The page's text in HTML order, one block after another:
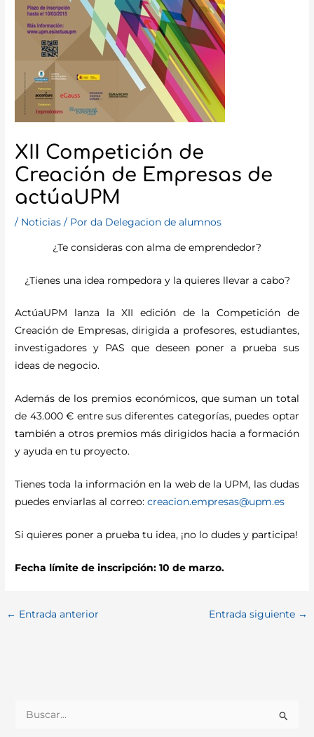
XII Competición de
Creación de Empresas de
actúaUPM
/ Noticias / Porda Delegacion de alumnos
¿Te consideras con alma de emprendedor?
¿Tienes una idea rompedora y la quieres llevar a cabo?
ActúaUPM lanza la XII edición de la Competición de
Creación de Empresas, dirigida a profesores, estudiantes,
investigadores y PAS que deseen poner a prueba sus
ideas de negocio.
Además de los premios económicos, que suman un total
de 43.000 € entre sus diferentes categorías, puedes optar
también a otros premios más dirigidos hacia a formación
y ayuda en tu proyecto.
Tienes toda la información en la web de la UPM, las dudas
puedes enviarlas al correo:creacion.empresas@upm.es
Si quieres poner a prueba tu idea, ¡no lo dudes y participa!
Fecha límite de inscripción: 10 de marzo.
← Entrada anterior Entrada siguiente →